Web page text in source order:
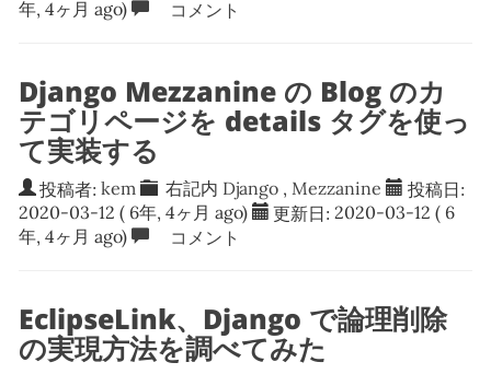
年, 4ヶ月 ago)
コメント
Django Mezzanine の Blog のカ
テゴリページを details タグを使っ
て実装する
投稿者: kem 右記内 Django ,Mezzanine 投稿日:
2020-03-12 ( 6年, 4ヶ月 ago) 更新日: 2020-03-12 ( 6
年, 4ヶ月 ago)
コメント
EclipseLink、Django で論理削除
の実現方法を調べてみた